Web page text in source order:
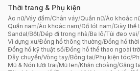
Thời trang & Phụ kiện
Áo nữ/Váy đầm/Chân váy/Quần nữ/Áo khoác
Quần nam/Áo khoác nam/Đồ lót nam/Giày thể
Sandal/Bốt/Dép đi trong nhà/Ba lô/Túi đeo vai/
Ví đựng xu/Đồng hồ thông thường/Đồng hồ thời
Đồng hồ kỹ thuật số/Đồng hồ thể thao ngoài
Dây chuyền/Vòng tay/Bông tai/Phụ kiện tóc/
Mũ & Nón lưỡi trai/Mũ len/Khăn choàng/Găng